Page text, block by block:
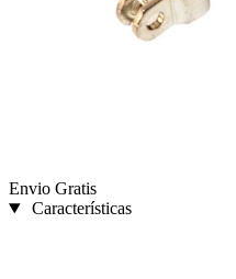
Envio Gratis
Características